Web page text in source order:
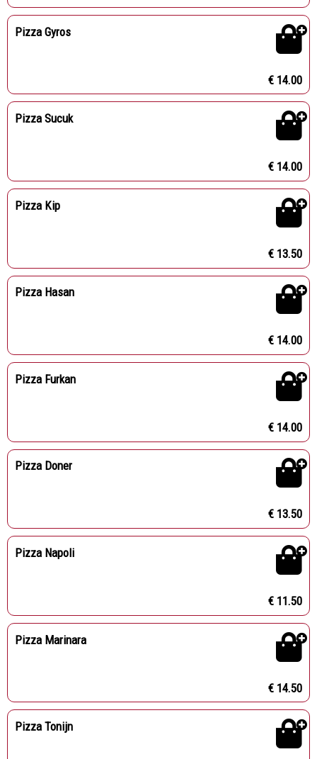
Pizza Gyros
€ 14.00
Pizza Sucuk
€ 14.00
Pizza Kip
€ 13.50
Pizza Hasan
€ 14.00
Pizza Furkan
€ 14.00
Pizza Doner
€ 13.50
Pizza Napoli
€ 11.50
Pizza Marinara
€ 14.50
Pizza Tonijn